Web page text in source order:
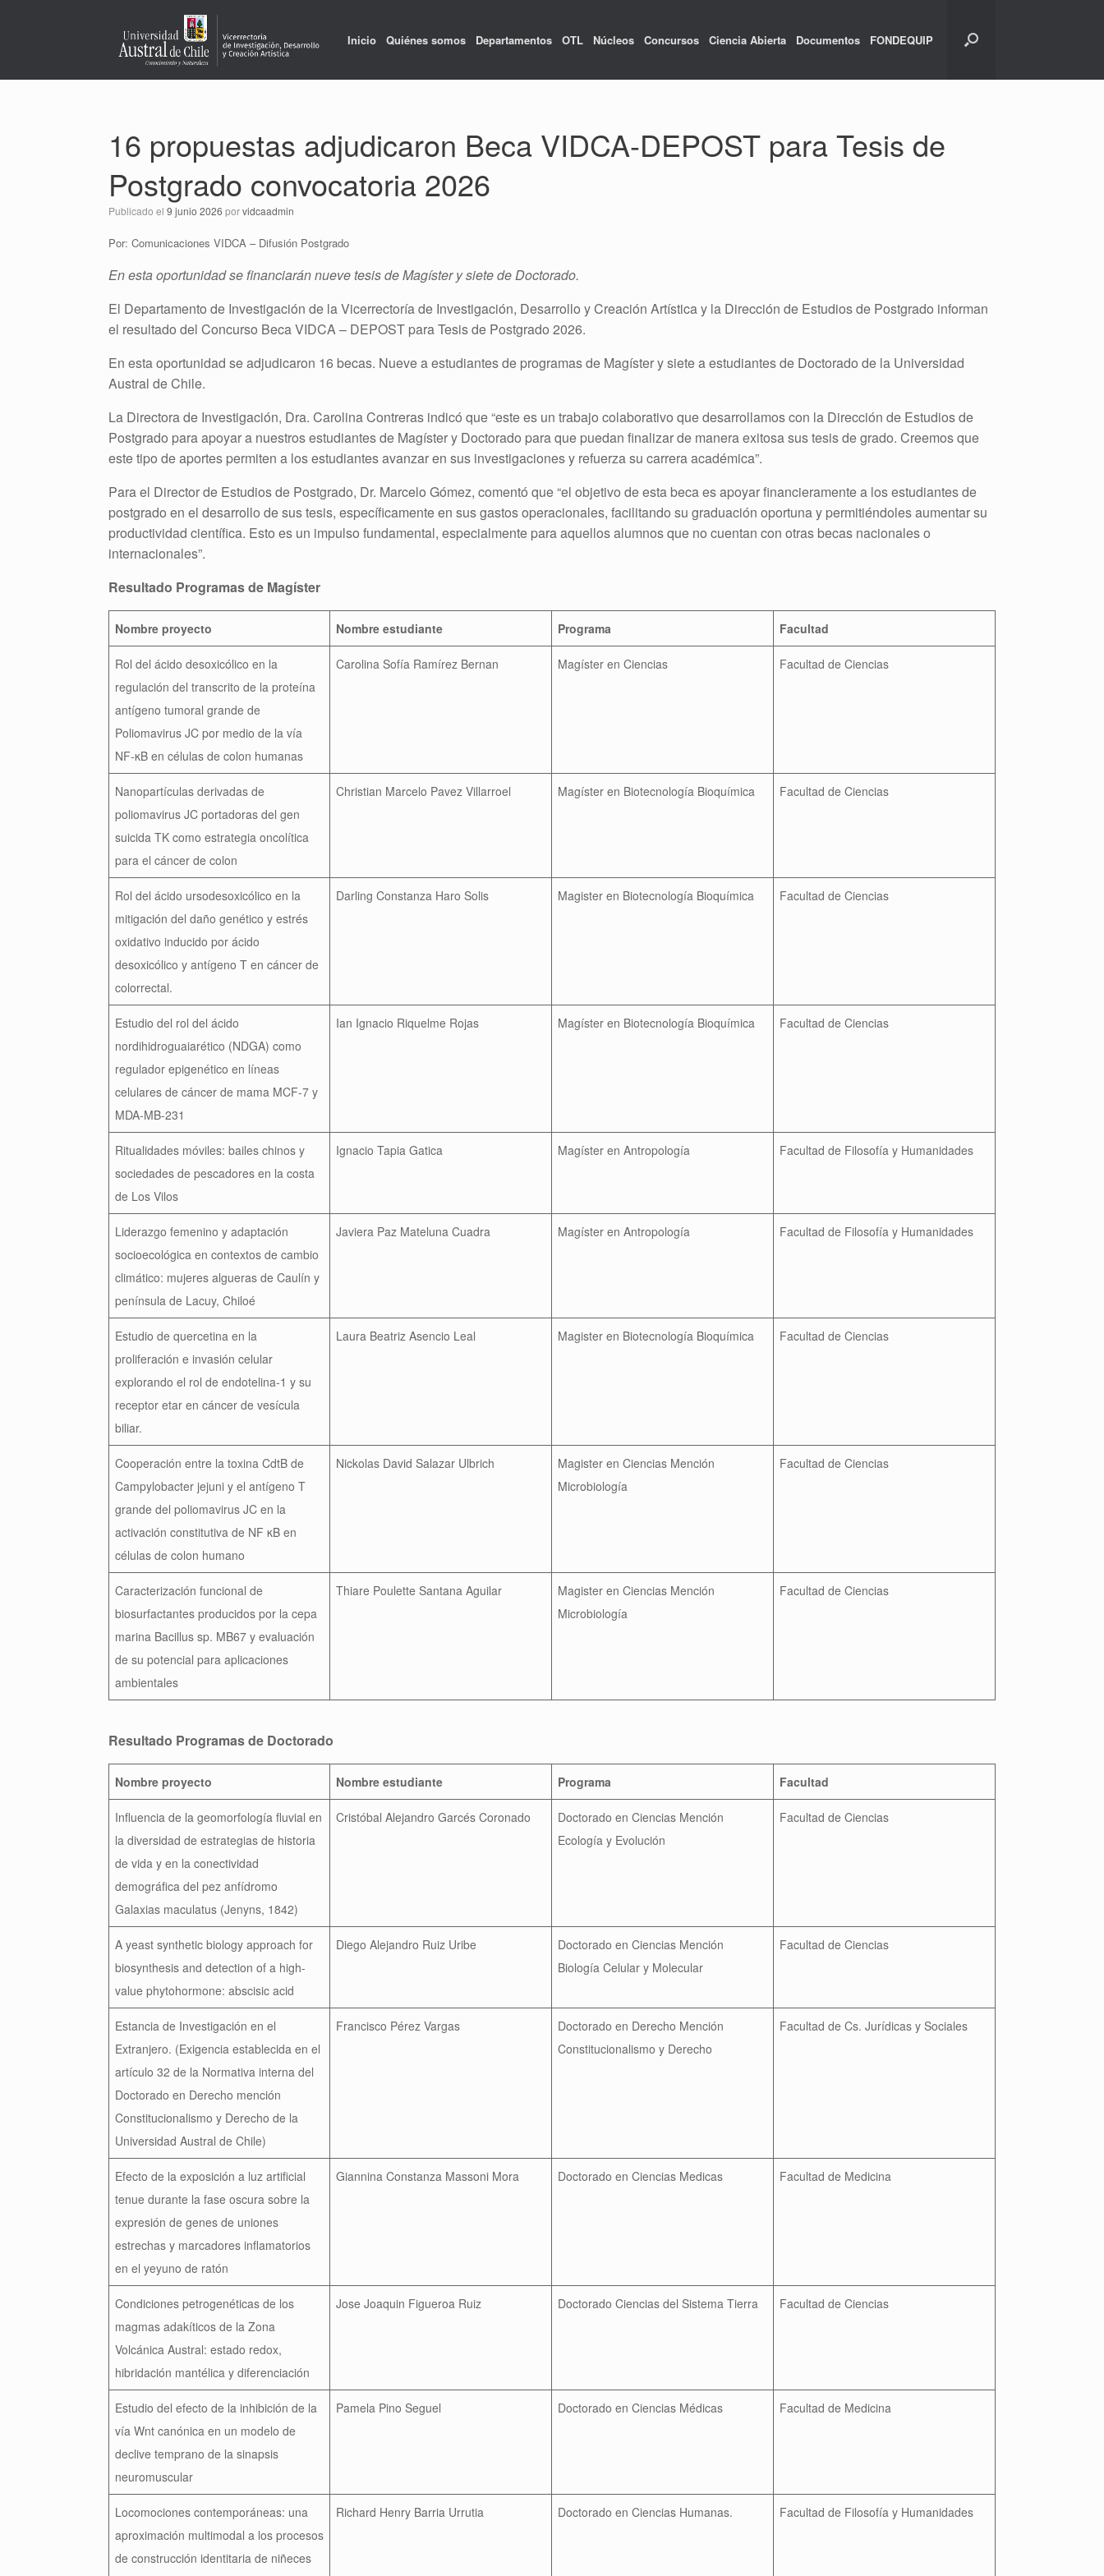
Inicio Quiénes somos Departamentos OTL Núcleos Concursos Ciencia Abierta Documentos FONDEQUIP
16 propuestas adjudicaron Beca VIDCA-DEPOST para Tesis de
Postgrado convocatoria 2026
Publicado el 9 junio 2026 porvidcaadmin
Por: Comunicaciones VIDCA – Difusión Postgrado
En esta oportunidad se financiarán nueve tesis de Magíster y siete de Doctorado.
El Departamento de Investigación de la Vicerrectoría de Investigación, Desarrollo y Creación Artística y la Dirección de Estudios de Postgrado informan
el resultado del Concurso Beca VIDCA – DEPOST para Tesis de Postgrado 2026.
En esta oportunidad se adjudicaron 16 becas. Nueve a estudiantes de programas de Magíster y siete a estudiantes de Doctorado de la Universidad
Austral de Chile.
La Directora de Investigación, Dra. Carolina Contreras indicó que “este es un trabajo colaborativo que desarrollamos con la Dirección de Estudios de
Postgrado para apoyar a nuestros estudiantes de Magíster y Doctorado para que puedan finalizar de manera exitosa sus tesis de grado. Creemos que
este tipo de aportes permiten a los estudiantes avanzar en sus investigaciones y refuerza su carrera académica”.
Para el Director de Estudios de Postgrado, Dr. Marcelo Gómez, comentó que “el objetivo de esta beca es apoyar financieramente a los estudiantes de
postgrado en el desarrollo de sus tesis, específicamente en sus gastos operacionales, facilitando su graduación oportuna y permitiéndoles aumentar su
productividad científica. Esto es un impulso fundamental, especialmente para aquellos alumnos que no cuentan con otras becas nacionales o
internacionales”.
Resultado Programas de Magíster
Nombre proyecto Nombre estudiante Programa Facultad
Rol del ácido desoxicólico en la
regulación del transcrito de la proteína
antígeno tumoral grande de
Poliomavirus JC por medio de la vía
NF-κB en células de colon humanas
Carolina Sofía Ramírez Bernan Magíster en Ciencias Facultad de Ciencias
Nanopartículas derivadas de
poliomavirus JC portadoras del gen
suicida TK como estrategia oncolítica
para el cáncer de colon
Christian Marcelo Pavez Villarroel Magíster en Biotecnología Bioquímica Facultad de Ciencias
Rol del ácido ursodesoxicólico en la
mitigación del daño genético y estrés
oxidativo inducido por ácido
desoxicólico y antígeno T en cáncer de
colorrectal.
Darling Constanza Haro Solis Magister en Biotecnología Bioquímica Facultad de Ciencias
Estudio del rol del ácido
nordihidroguaiarético (NDGA) como
regulador epigenético en líneas
celulares de cáncer de mama MCF-7 y
MDA-MB-231
Ian Ignacio Riquelme Rojas Magíster en Biotecnología Bioquímica Facultad de Ciencias
Ritualidades móviles: bailes chinos y
sociedades de pescadores en la costa
de Los Vilos
Ignacio Tapia Gatica Magíster en Antropología Facultad de Filosofía y Humanidades
Liderazgo femenino y adaptación
socioecológica en contextos de cambio
climático: mujeres algueras de Caulín y
península de Lacuy, Chiloé
Javiera Paz Mateluna Cuadra Magíster en Antropología Facultad de Filosofía y Humanidades
Estudio de quercetina en la
proliferación e invasión celular
explorando el rol de endotelina-1 y su
receptor etar en cáncer de vesícula
biliar.
Laura Beatriz Asencio Leal Magister en Biotecnología Bioquímica Facultad de Ciencias
Cooperación entre la toxina CdtB de
Campylobacter jejuni y el antígeno T
grande del poliomavirus JC en la
activación constitutiva de NF κB en
células de colon humano
Nickolas David Salazar Ulbrich
Magister en Ciencias Mención
Microbiología
Facultad de Ciencias
Caracterización funcional de
biosurfactantes producidos por la cepa
marina Bacillus sp. MB67 y evaluación
de su potencial para aplicaciones
ambientales
Thiare Poulette Santana Aguilar
Magister en Ciencias Mención
Microbiología
Facultad de Ciencias
Resultado Programas de Doctorado
Nombre proyecto Nombre estudiante Programa Facultad
Influencia de la geomorfología fluvial en
la diversidad de estrategias de historia
de vida y en la conectividad
demográfica del pez anfídromo
Galaxias maculatus (Jenyns, 1842)
Cristóbal Alejandro Garcés Coronado
Doctorado en Ciencias Mención
Ecología y Evolución
Facultad de Ciencias
A yeast synthetic biology approach for
biosynthesis and detection of a high-
value phytohormone: abscisic acid
Diego Alejandro Ruiz Uribe
Doctorado en Ciencias Mención
Biología Celular y Molecular
Facultad de Ciencias
Estancia de Investigación en el
Extranjero. (Exigencia establecida en el
artículo 32 de la Normativa interna del
Doctorado en Derecho mención
Constitucionalismo y Derecho de la
Universidad Austral de Chile)
Francisco Pérez Vargas
Doctorado en Derecho Mención
Constitucionalismo y Derecho
Facultad de Cs. Jurídicas y Sociales
Efecto de la exposición a luz artificial
tenue durante la fase oscura sobre la
expresión de genes de uniones
estrechas y marcadores inflamatorios
en el yeyuno de ratón
Giannina Constanza Massoni Mora Doctorado en Ciencias Medicas Facultad de Medicina
Condiciones petrogenéticas de los
magmas adakíticos de la Zona
Volcánica Austral: estado redox,
hibridación mantélica y diferenciación
Jose Joaquin Figueroa Ruiz Doctorado Ciencias del Sistema Tierra Facultad de Ciencias
Estudio del efecto de la inhibición de la
vía Wnt canónica en un modelo de
declive temprano de la sinapsis
neuromuscular
Pamela Pino Seguel Doctorado en Ciencias Médicas Facultad de Medicina
Locomociones contemporáneas: una
aproximación multimodal a los procesos
de construcción identitaria de niñeces
Richard Henry Barria Urrutia Doctorado en Ciencias Humanas. Facultad de Filosofía y Humanidades